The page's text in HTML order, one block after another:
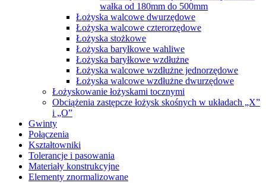
wałka od 180mm do 500mm
Łożyska walcowe dwurzędowe
Łożyska walcowe czterorzędowe
Łożyska stożkowe
Łożyska baryłkowe wahliwe
Łożyska baryłkowe wzdłużne
Łożyska walcowe wzdłużne jednorzędowe
Łożyska walcowe wzdłużne dwurzędowe
Łożyskowanie łożyskami tocznymi
Obciążenia zastępcze łożysk skośnych w układach „X”
i „O”
Gwinty
Połączenia
Kształtowniki
Tolerancje i pasowania
Materiały konstrukcyjne
Elementy znormalizowane